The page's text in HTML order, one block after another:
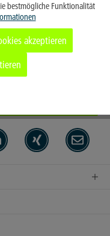
Aktiv
bestmögliche Funktionalität
akzeptieren